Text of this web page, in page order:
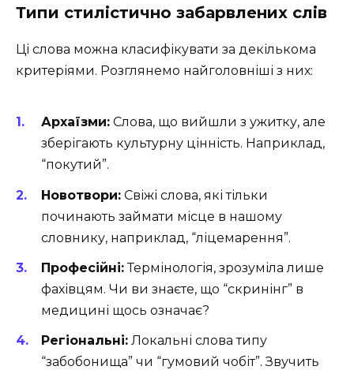
Типи стилістично забарвлених слів
Ці слова можна класифікувати за декількома
критеріями. Розглянемо найголовніші з них:
Архаїзми: Слова, що вийшли з ужитку, але
зберігають культурну цінність. Наприклад,
“покутий”.
Новотвори: Свіжі слова, які тільки
починають займати місце в нашому
словнику, наприклад, “ліцемарення”.
Професійні:Термінологія, зрозуміла лише
фахівцям. Чи ви знаєте, що “скринінг” в
медицині щось означає?
Регіональні: Локальні слова типу
“забобонища” чи “гумовий чобіт”. Звучить